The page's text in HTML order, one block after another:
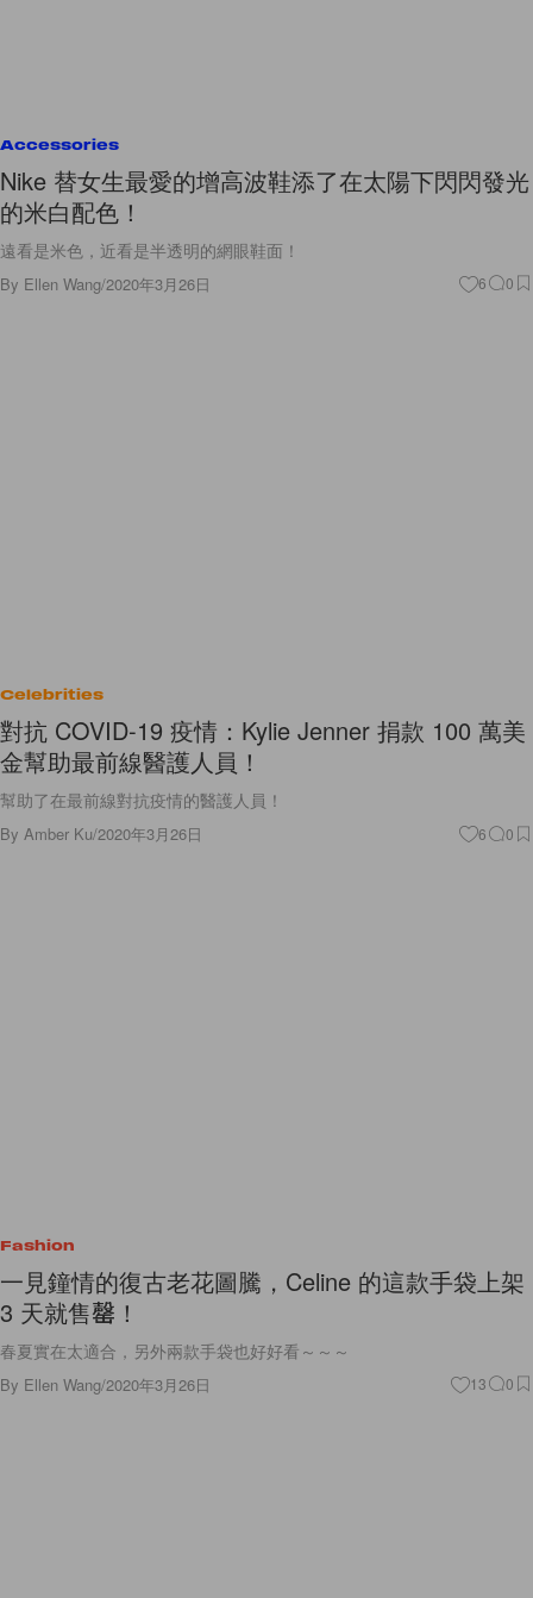
Accessories
Nike 替女生最愛的增高波鞋添了在太陽下閃閃發光
的米白配色！
遠看是米色，近看是半透明的網眼鞋面！
By Ellen Wang/2020年3月26日 6 0
Celebrities
對抗 COVID-19 疫情：Kylie Jenner 捐款 100 萬美
金幫助最前線醫護人員！
幫助了在最前線對抗疫情的醫護人員！
By Amber Ku/2020年3月26日 6 0
Fashion
一見鐘情的復古老花圖騰，Celine 的這款手袋上架
3 天就售罄！
春夏實在太適合，另外兩款手袋也好好看～～～
By Ellen Wang/2020年3月26日 13 0